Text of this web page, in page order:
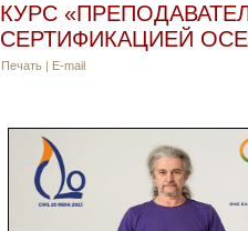
КУРС
СЕРТИФИКАЦИЕЙ
Печать | E-mail